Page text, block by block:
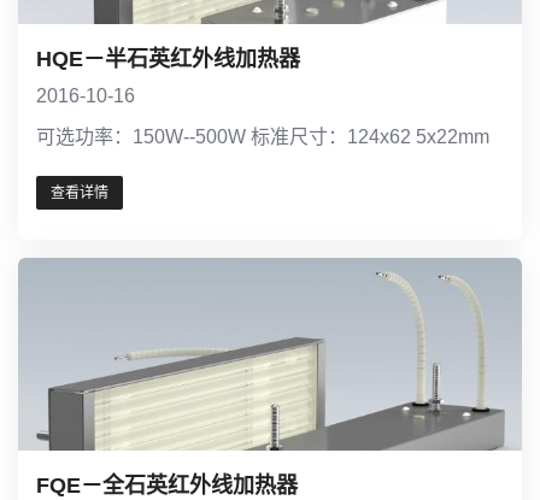
HQE－半石英红外线加热器
2016-10-16
可选功率：150W--500W 标准尺寸：124x62 5x22mm
查看详情
FQE－全石英红外线加热器